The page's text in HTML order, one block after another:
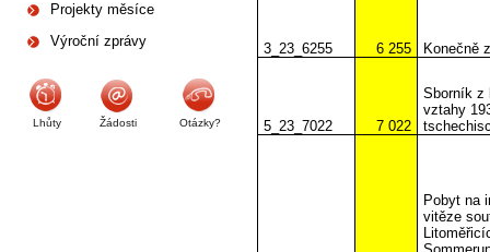
Projekty měsíce
Výroční zprávy
Lhůty Žádosti Otázky?
3_23_6255 6 255 Konečně
5_23_7022 7 022
Sborník z
vztahy
Pobyt na
vitěze